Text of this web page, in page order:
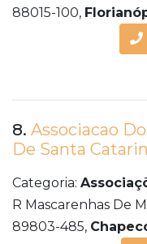
88015-100,
8. Associacao
De Santa
Categoria:
R Mascarenhas De
89803-485,